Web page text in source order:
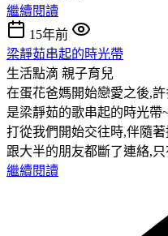
繼續閱讀
15年前
梁靜茹串起的時光帶
生活點滴 親子育兒
在蛋花爸媽開始戀愛之後,
是梁靜茹的歌串起的時光帶
打從我們開始交往時,伴隨
跟大半的朋友都斷了連絡,
繼續閱讀